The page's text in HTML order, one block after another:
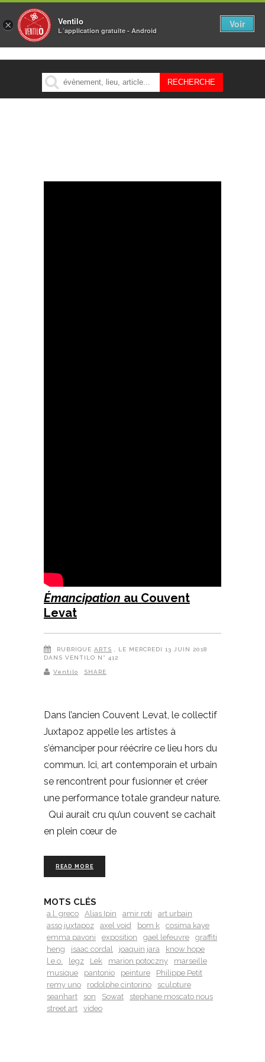
MENU
Émancipation au Couvent
Levat
RUBRIQUE ARTS
, LE MERCREDI 13 JUIN 2018
DANS VENTILO N° 412
Ventilo SHARE
Dans l’ancien Couvent Levat, le collectif
Juxtapoz appelle les artistes à
s’émanciper pour réécrire ce lieu hors du
commun. Ici, art contemporain et urbain
se rencontrent pour fusionner et créer
une performance totale grandeur nature.
Qui aurait cru qu’un couvent se cachait
en plein cœur de
READ MORE
MOTS CLÉS
a.l. greco Alias Ipin amir roti
art urbain
asso juxtapoz
axel void bom k
cosima kaye
emma pavoni
exposition gael lefeuvre
graffiti
heng
isaac cordal joaquin jara
know hope
l.e.o.
legz Lek marion potoczny
marseille
musique
pantonio peinture
Philippe Petit
remy uno
rodolphe cintorino
sculpture
seanhart
son Sowat
stephane moscato nous
street art
video
× Ventilo
L´application gratuite - Android
Voir